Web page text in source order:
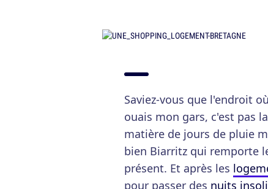
Saviez-vous que l'endroit
ouais mon gars, c'est pas
matière de jours de pluie
bien Biarritz qui remporte
présent. Et après les
pour passer des nuits